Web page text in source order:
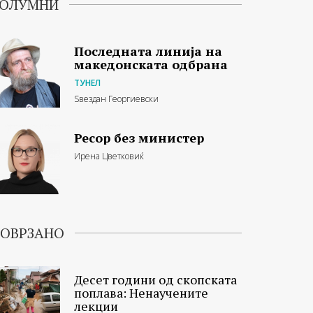
Последната линија на
македонската одбрана
ТУНЕЛ
Ѕвездан Георгиевски
Ресор без министер
Ирена Цветковиќ
Десет години од скопската
поплава: Ненаучените
лекции